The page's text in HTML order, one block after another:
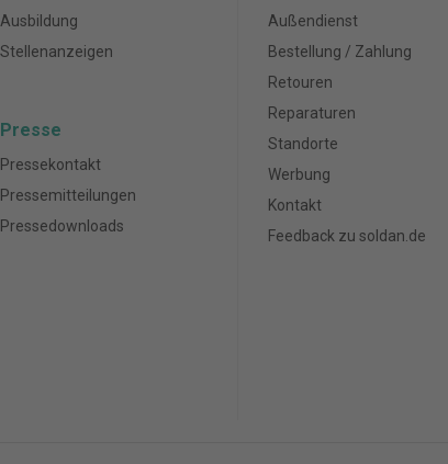
Ausbildung
Stellenanzeigen
Presse
Pressekontakt
Pressemitteilungen
Pressedownloads
Außendienst
Bestellung / Zahlung
Retouren
Reparaturen
Standorte
Werbung
Kontakt
Feedback zu soldan.de